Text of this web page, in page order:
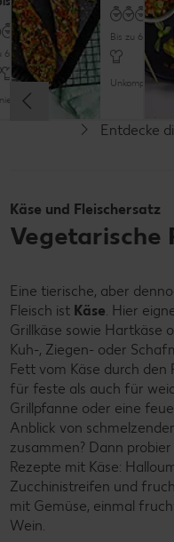
30 Minuten
Bis zu 60
Entdecke
Käse und Fleischersatz
Vegetarische
Eine tierische, aber
Fleisch ist Käse . Hier
Grillkäse sowie Hartkäse
Kuh-, Ziegen- oder
Fett vom Käse durch
für feste als auch für
Grillpfanne oder eine
Anblick von
zusammen? Dann
Rezepte mit Käse:
Zucchinistreifen und
mit Gemüse, einmal
Wein.